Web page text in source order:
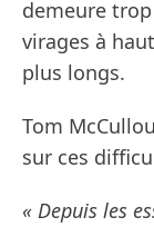
demeure
virages à
plus longs.
Tom
sur ces
« Depuis les